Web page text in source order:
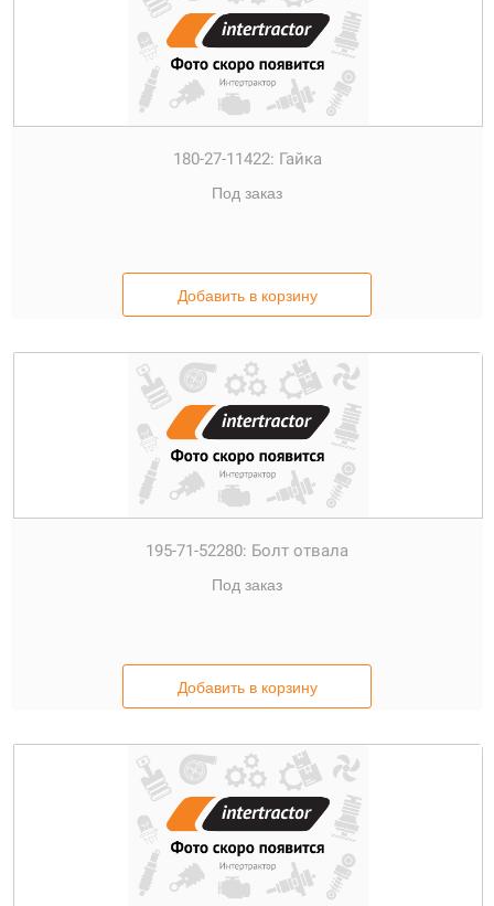
180-27-11422: Гайка
Под заказ
Добавить в корзину
195-71-52280: Болт отвала
Под заказ
Добавить в корзину